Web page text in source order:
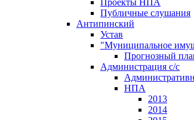
Публичные слушания
Антипинский
Устав
"Муниципальное
Прогнозный
Администрация с/с
НПА
2013
2014